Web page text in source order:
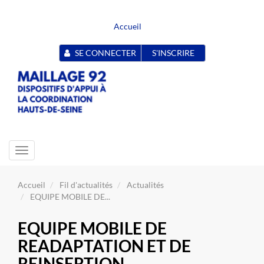
Accueil
SE CONNECTER S'INSCRIRE
Toggle
navigation
Accueil Fil d'actualités
Actualités
EQUIPE MOBILE DE...
EQUIPE MOBILE DE
READAPTATION ET DE